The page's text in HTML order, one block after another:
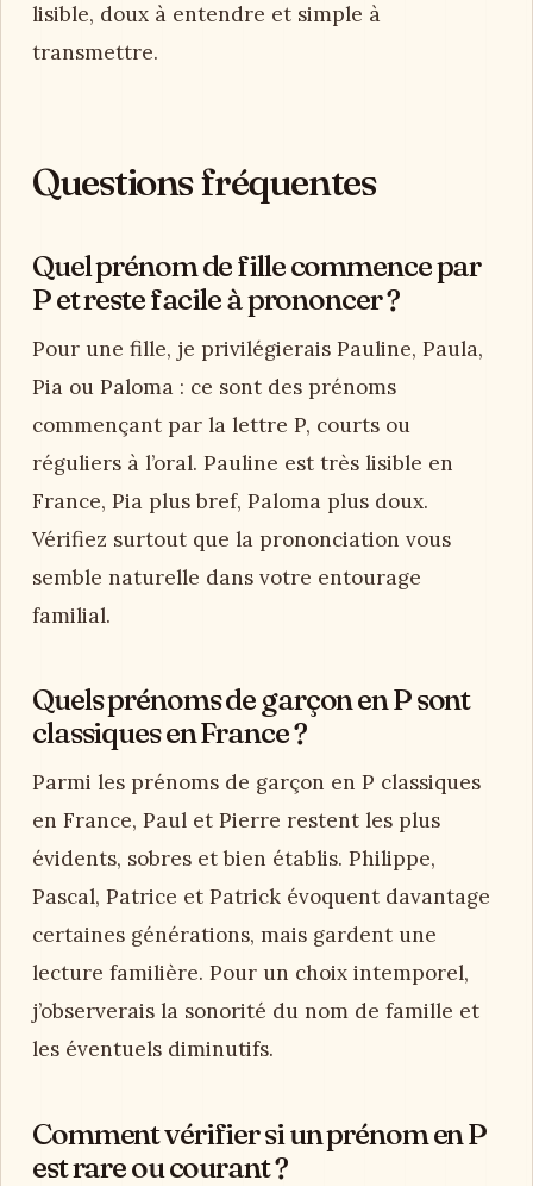
lisible, doux à entendre et simple à
transmettre.
Questions fréquentes
Quel prénom de fille commence par
P et reste facile à prononcer ?
Pour une fille, je privilégierais Pauline, Paula,
Pia ou Paloma : ce sont des prénoms
commençant par la lettre P, courts ou
réguliers à l’oral. Pauline est très lisible en
France, Pia plus bref, Paloma plus doux.
Vérifiez surtout que la prononciation vous
semble naturelle dans votre entourage
familial.
Quels prénoms de garçon en P sont
classiques en France ?
Parmi les prénoms de garçon en P classiques
en France, Paul et Pierre restent les plus
évidents, sobres et bien établis. Philippe,
Pascal, Patrice et Patrick évoquent davantage
certaines générations, mais gardent une
lecture familière. Pour un choix intemporel,
j’observerais la sonorité du nom de famille et
les éventuels diminutifs.
Comment vérifier si un prénom en P
est rare ou courant ?